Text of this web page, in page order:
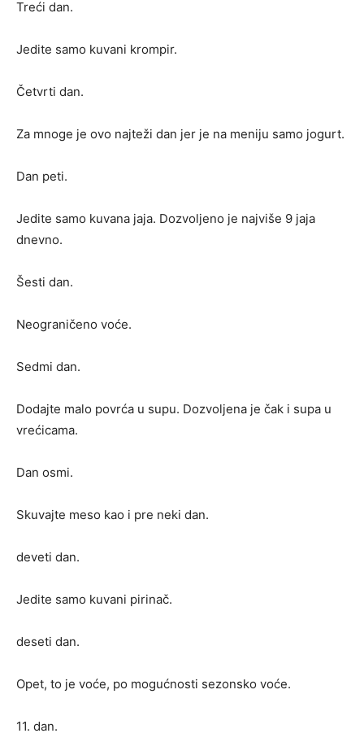
Treći dan.
Jedite samo kuvani krompir.
Četvrti dan.
Za mnoge je ovo najteži dan jer je na meniju samo jogurt.
Dan peti.
Jedite samo kuvana jaja. Dozvoljeno je najviše 9 jaja
dnevno.
Šesti dan.
Neograničeno voće.
Sedmi dan.
Dodajte malo povrća u supu. Dozvoljena je čak i supa u
vrećicama.
Dan osmi.
Skuvajte meso kao i pre neki dan.
deveti dan.
Jedite samo kuvani pirinač.
deseti dan.
Opet, to je voće, po mogućnosti sezonsko voće.
11. dan.